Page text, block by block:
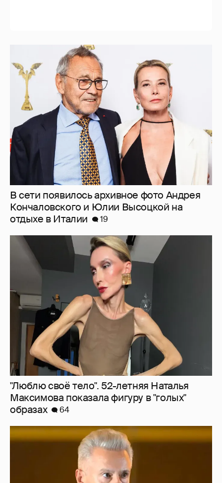
В сети появилось архивное фото Андрея
Кончаловского и Юлии Высоцкой на
отдыхе в Италии
19
"Люблю своё тело". 52-летняя Наталья
Максимова показала фигуру в "голых"
"Сломанные судьбы". Олег Меньшиков
призвал закрыть неэффективные
театральные вузы в России